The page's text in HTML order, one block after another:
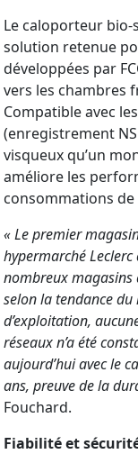
Le caloporteur bio-
solution retenue
développées par
vers les chambres
Compatible avec
(enregistrement
visqueux qu’un
améliore les
consommations
« Le premier
hypermarché
nombreux magasins
selon la tendance du
d’exploitation,
réseaux n’a été
aujourd’hui avec le
ans, preuve de la
Fouchard.
Fiabilité et